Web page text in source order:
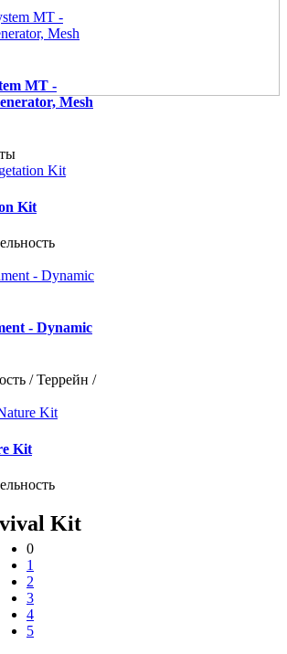
MT -
Mesh
Kit
- Dynamic
/ Террейн /
Kit
Kit
0
1
2
3
4
5